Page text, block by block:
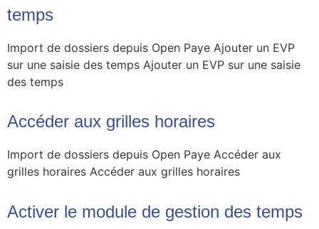
temps
Import de dossiers depuis Open Paye Ajouter un EVP
sur une saisie des temps Ajouter un EVP sur une saisie
des temps
Accéder aux grilles horaires
Import de dossiers depuis Open Paye Accéder aux
grilles horaires Accéder aux grilles horaires
Activer le module de gestion des temps